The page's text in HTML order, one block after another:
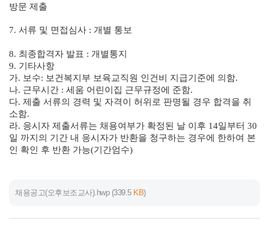
방문 제출
7. 서류 및 면접심사 : 개별 통보
8. 최종합격자 발표 : 개별통지
9. 기타사항
가. 보수: 보건복지부 보육교직원 인건비 지급기준에 의함.
나. 근무시간 : 세움 어린이집 근무규정에 준함.
다. 제출 서류의 경력 및 자격이 허위로 판명될 경우 합격을 취
소함.
라. 응시자 제출서류는 채용여부가 확정된 날 이후 14일부터 30
일 까지의 기간 내 응시자가 반환을 청구하는 경우에 한하여 본
인 확인 후 반환 가능(기간엄수)
채용공고(오후보조교사).hwp (339.5 KB)